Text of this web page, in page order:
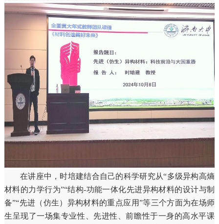
在讲座中，时培建结合自己的科学研究从“多级异构高熵
材料的力学行为”“结构-功能一体化先进异构材料的设计与制
备”“先进（仿生）异构材料的重点应用”等三个方面为在场师
生呈现了一场集专业性、先进性、前瞻性于一身的高水平课